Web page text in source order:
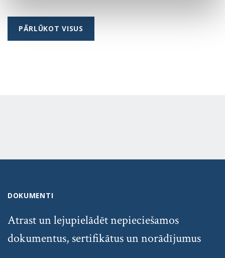
PĀRLŪKOT VISUS
DOKUMENTI
Atrast un lejupielādēt nepieciešamos
dokumentus, sertifikātus un norādījumus